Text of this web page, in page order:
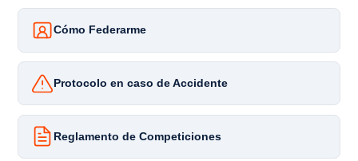
Cómo Federarme
Protocolo en caso de Accidente
Reglamento de Competiciones